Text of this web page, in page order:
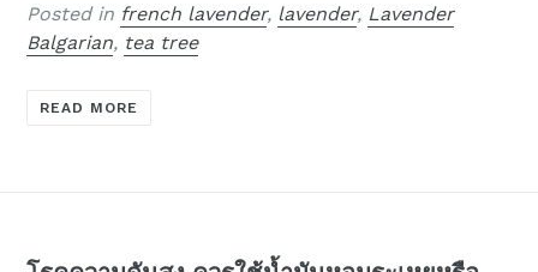
Posted in french lavender, lavender, Lavender
Balgarian, tea tree
READ MORE